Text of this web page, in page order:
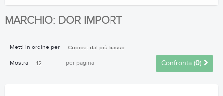
MARCHIO: DOR IMPORT
Metti in ordine per Codice: dal più basso
Mostra 12 per pagina Confronta (0)